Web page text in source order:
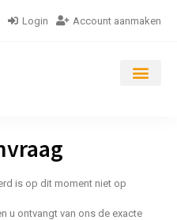
Login Account aanmaken
is op dit moment niet op
u ontvangt van ons de exacte